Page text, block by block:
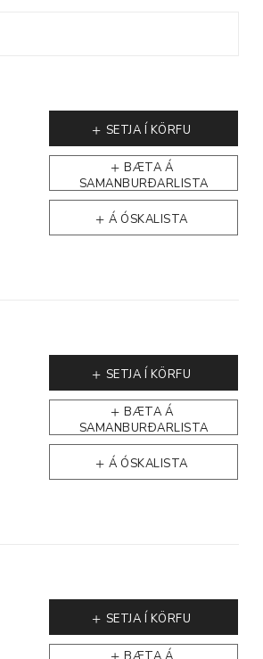
BÆTA Á
SAMANBURÐARLISTA
Á ÓSKALISTA
SETJA Í KÖRFU
BÆTA Á
SAMANBURÐARLISTA
Á ÓSKALISTA
SETJA Í KÖRFU
SETJA Í KÖRFU